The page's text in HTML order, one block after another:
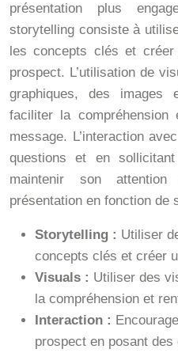
présentation plus
storytelling consiste à
les concepts clés et
prospect. L’utilisation de
graphiques, des
faciliter la compréhension
message. L’interaction
questions et en
maintenir son
présentation en fonction de
Storytelling : Utiliser
concepts clés et créer
Visuals : Utiliser des
la compréhension et
Interaction :
prospect en posant